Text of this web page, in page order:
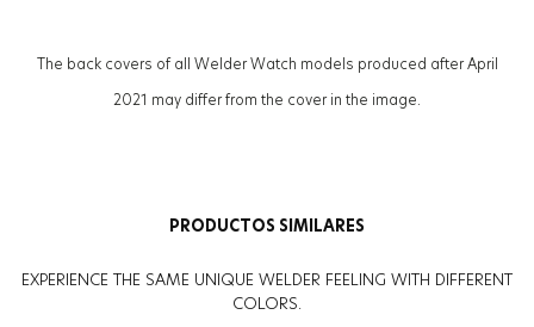
Grosor de la caja
:
9.4Mm
The back covers of all Welder Watch models produced after April
2021 may differ from the cover in the image.
PRODUCTOS SIMILARES
EXPERIENCE THE SAME UNIQUE WELDER FEELING WITH DIFFERENT
COLORS.